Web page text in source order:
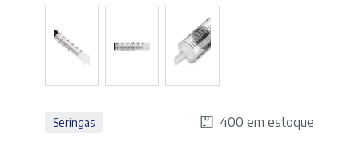
Seringas 400 em estoque